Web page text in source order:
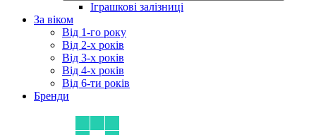
Іграшкові залізниці
За віком
Від 1-го року
Від 2-х років
Від 3-х років
Від 4-х років
Від 6-ти років
Бренди